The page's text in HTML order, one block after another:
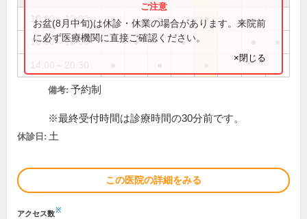
10:00～12:00 ● ● ●
10:00～18:00 ● ●
お盆(8月中旬)は休診・休業の場合があります。来院前
に必ず医療機関に直接ご確認ください。
×閉じる
備考: 予約制
※最終受付時間は診療時間の30分前です。
休診日: 土
この医院の詳細をみる
アクセス数※